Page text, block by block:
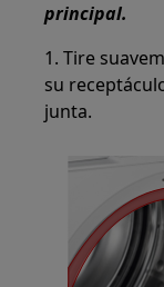
principal.
1. Tire
su
junta.